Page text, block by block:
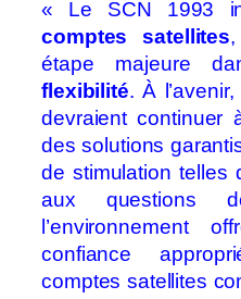
« Le SCN 1993
comptes satellites
étape majeure
flexibilité. À
devraient continuer
des solutions
de stimulation telles
aux questions
l’environnement
confiance
comptes satellites